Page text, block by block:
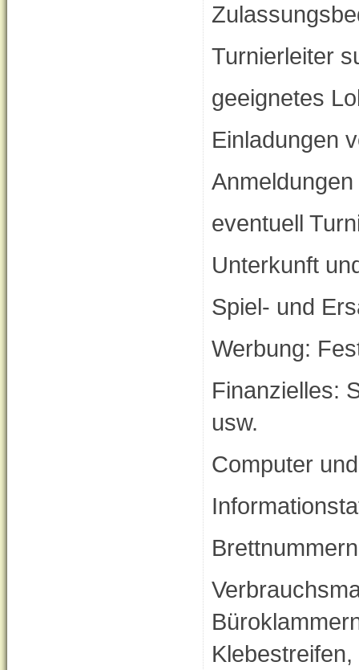
Turnierleiter
geeignetes
Einladungen
eventuell
Unterkunft
Spiel- und
Werbung:
Finanzielles:
usw.
Computer